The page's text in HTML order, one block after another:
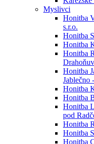
Myslivci
Honitba
s.r.o.
Honitba
Honitba
Honitba
Honitba
Jablečno
Honitba
Honitba
Honitba
pod
Honitba
Honitba
Honitba